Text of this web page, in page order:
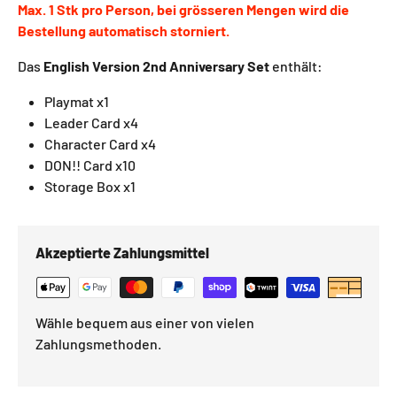
Max. 1 Stk pro Person, bei grösseren Mengen wird die
Bestellung automatisch storniert.
Das English Version 2nd Anniversary Set enthält:
Playmat x1
Leader Card x4
Character Card x4
DON!! Card x10
Storage Box x1
Akzeptierte Zahlungsmittel
Wähle bequem aus einer von vielen
Zahlungsmethoden.